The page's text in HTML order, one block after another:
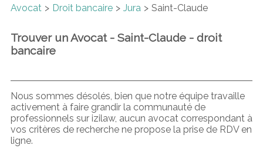
Avocat Droit bancaire Jura Saint-Claude
Trouver un Avocat - Saint-Claude - droit
bancaire
Nous sommes désolés, bien que notre équipe travaille
activement à faire grandir la communauté de
professionnels sur izilaw, aucun avocat correspondant à
vos critères de recherche ne propose la prise de RDV en
ligne.